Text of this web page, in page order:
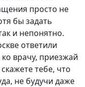
просто не
бы задать
и непонятно.
ответили
врачу, приезжай
тебе, что
не будучи даже